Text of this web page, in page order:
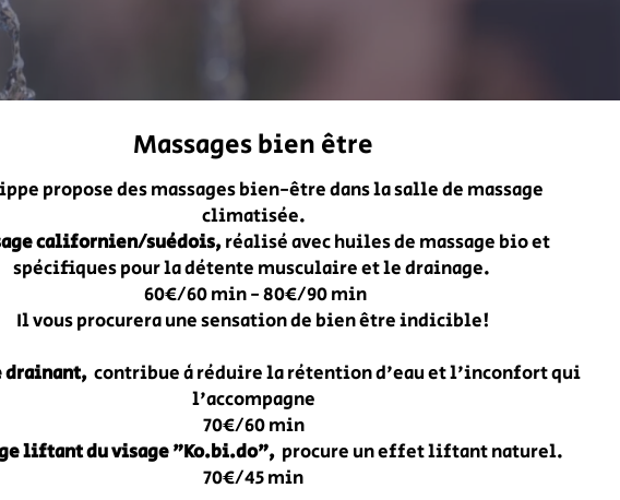
Massages bien être
propose des massages bien-être dans la salle de massage
climatisée.
californien/suédois,réalisé avec huiles de massage bio et
spécifiques pour la détente musculaire et le drainage.
60€/60 min - 80€/90 min
Il vous procurera une sensation de bien être indicible!
drainant, contribue à réduire la rétention d'eau et l'inconfort qui
l'accompagne
70€/60 min
liftant du visage "Ko.bi.do", procure un effet liftant naturel.
70€/45 min